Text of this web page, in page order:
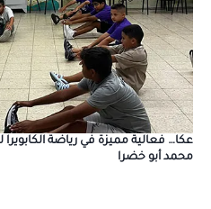
عكا… فعالية مميزة في رياضة
محمد أبو خضرا